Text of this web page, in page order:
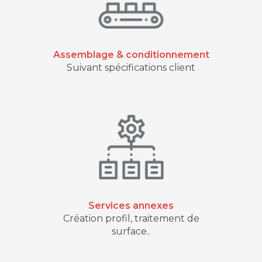
Assemblage & conditionnement
Suivant spécifications client
Services annexes
Création profil, traitement de
surface..